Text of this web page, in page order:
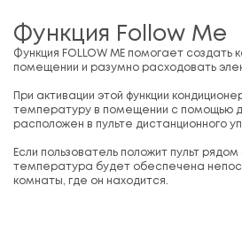
Функция Follow Me
Функция FOLLOW ME помогает создать
помещении и разумно расходовать
При активации этой функции
температуру в помещении с помощью
расположен в пульте дистанционного
Если пользователь положит пульт
температура будет обеспечена
комнаты, где он находится.